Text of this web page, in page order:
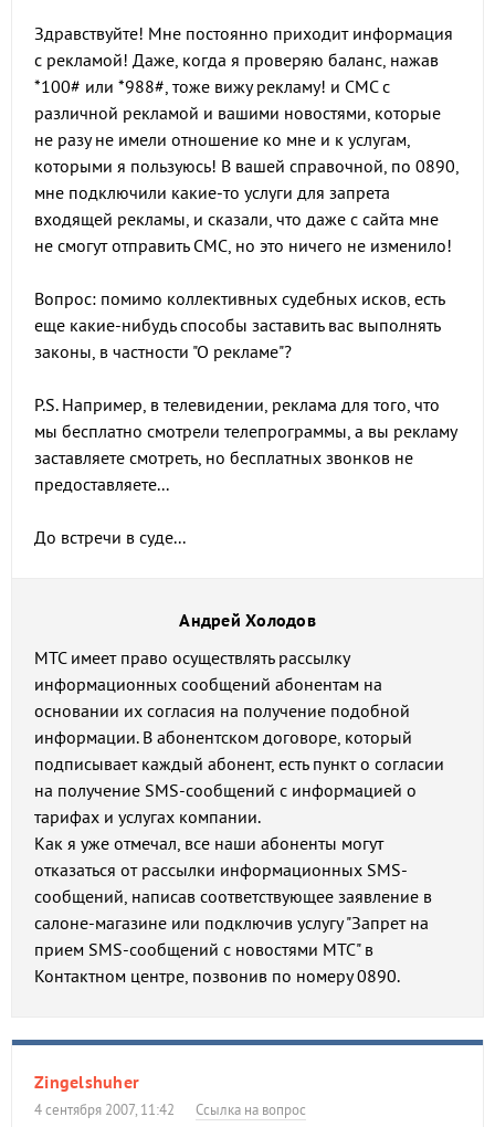
Здравствуйте! Мне постоянно приходит информация
с рекламой! Даже, когда я проверяю баланс, нажав
*100# или *988#, тоже вижу рекламу! и СМС с
различной рекламой и вашими новостями, которые
не разу не имели отношение ко мне и к услугам,
которыми я пользуюсь! В вашей справочной, по 0890,
мне подключили какие-то услуги для запрета
входящей рекламы, и сказали, что даже с сайта мне
не смогут отправить СМС, но это ничего не изменило!
Вопрос: помимо коллективных судебных исков, есть
еще какие-нибудь способы заставить вас выполнять
законы, в частности "О рекламе"?
P.S. Например, в телевидении, реклама для того, что
мы бесплатно смотрели телепрограммы, а вы рекламу
заставляете смотреть, но бесплатных звонков не
предоставляете...
До встречи в суде...
Андрей Холодов
МТС имеет право осуществлять рассылку
информационных сообщений абонентам на
основании их согласия на получение подобной
информации. В абонентском договоре, который
подписывает каждый абонент, есть пункт о согласии
на получение SMS-сообщений с информацией о
тарифах и услугах компании.
Как я уже отмечал, все наши абоненты могут
отказаться от рассылки информационных SMS-
сообщений, написав соответствующее заявление в
салоне-магазине или подключив услугу "Запрет на
прием SMS-сообщений с новостями МТС" в
Контактном центре, позвонив по номеру 0890.
Zingelshuher
4 сентября 2007, 11:42 Ссылка на вопрос